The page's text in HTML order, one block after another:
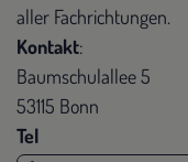
aller Fachrichtungen.
Kontakt:
Baumschulallee 5
53115 Bonn
Tel